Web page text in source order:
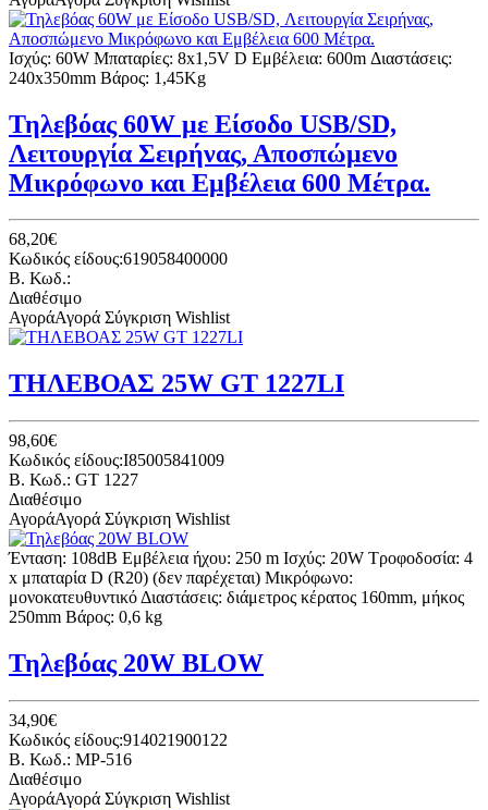
Ισχύς: 60W Μπαταρίες: 8x1,5V D Εμβέλεια: 600m Διαστάσεις:
240x350mm Βάρος: 1,45Kg
Τηλεβόας 60W με Είσοδο USB/SD,
Λειτουργία Σειρήνας, Αποσπώμενο
Μικρόφωνο και Εμβέλεια 600 Μέτρα.
68,20€
Κωδικός είδους:619058400000
B. Κωδ.:
Διαθέσιμο
ΑγοράΑγορά Σύγκριση Wishlist
ΤΗΛΕΒΟΑΣ 25W GT 1227LI
98,60€
Κωδικός είδους:I85005841009
B. Κωδ.: GT 1227
Διαθέσιμο
ΑγοράΑγορά Σύγκριση Wishlist
Ένταση: 108dB Εμβέλεια ήχου: 250 m Ισχύς: 20W Τροφοδοσία: 4
x μπαταρία D (R20) (δεν παρέχεται) Μικρόφωνο:
μονοκατευθυντικό Διαστάσεις: διάμετρος κέρατος 160mm, μήκος
250mm Βάρος: 0,6 kg
Τηλεβόας 20W BLOW
34,90€
Κωδικός είδους:914021900122
B. Κωδ.: MP-516
Διαθέσιμο
ΑγοράΑγορά Σύγκριση Wishlist